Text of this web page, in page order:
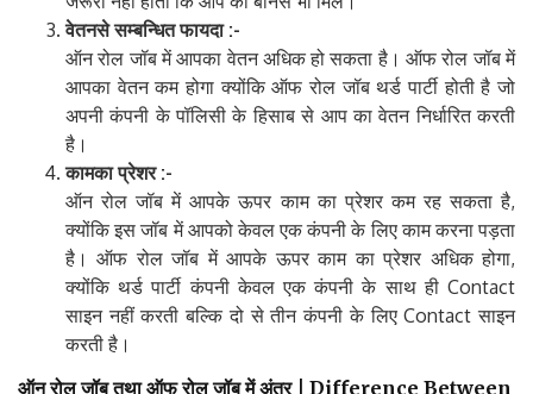
वेतनसे सम्बन्धित फायदा:-
ऑन रोल जॉब में आपका वेतन अधिक हो सकता है। ऑफ रोल जॉब में
आपका वेतन कम होगा क्योंकि ऑफ रोल जॉब थर्ड पार्टी होती है जो
अपनी कंपनी के पॉलिसी के हिसाब से आप का वेतन निर्धारित करती
है।
कामका प्रेशर:-
ऑन रोल जॉब में आपके ऊपर काम का प्रेशर कम रह सकता है,
क्योंकि इस जॉब में आपको केवल एक कंपनी के लिए काम करना पड़ता
है। ऑफ रोल जॉब में आपके ऊपर काम का प्रेशर अधिक होगा,
क्योंकि थर्ड पार्टी कंपनी केवल एक कंपनी के साथ ही Contact
साइन नहीं करती बल्कि दो से तीन कंपनी के लिए Contact साइन
करती है।
ऑन रोल जॉब तथा ऑफ रोल जॉब में अंतर| Difference Between